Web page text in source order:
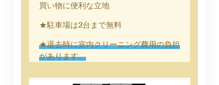
買い物に便利な立地
★駐車場は2台まで無料
★退去時に室内クリーニング費用の負担
があります。